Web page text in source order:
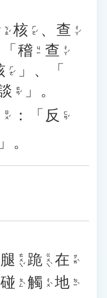
ㄎㄠˇ 核 ㄏㄜˊ 、 查 ㄔㄚˊ
稽 ㄐㄧ 查 ㄔㄚˊ
ㄏㄜˊ
」、「
ㄊㄢˊ
」。
ㄖㄨˊ ：「 反 ㄈㄢˇ
」。
腿 ㄊㄨㄟˇ 跪 ㄍㄨㄟˋ 在 ㄗㄞˋ
碰 ㄆㄥˋ 觸 ㄔㄨˋ 地 ㄉㄧˋ